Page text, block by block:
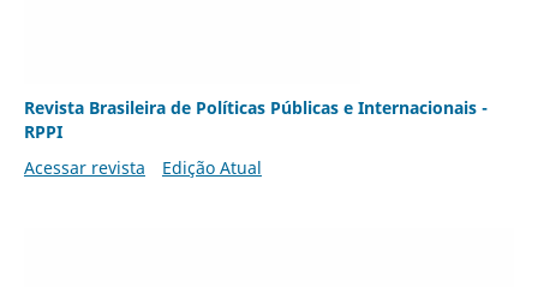
Revista Brasileira de Políticas Públicas e Internacionais -
RPPI
Acessar revista
Edição Atual